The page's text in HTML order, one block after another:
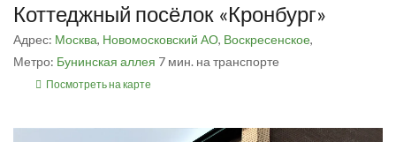
Коттеджный посёлок «Кронбург»
Адрес: Москва, Новомосковский АО, Воскресенское,
Метро: Бунинская аллея 7 мин. на транспорте
Посмотреть на карте